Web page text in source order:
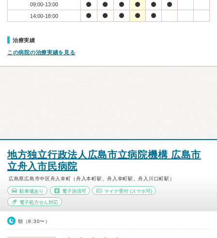
09:00-13:00
14:00-18:00
治療実績
この病院の治療実績を見る
地方独立行政法人広島市立病院機構 広島市
立舟入市民病院
広島県広島市中区舟入幸町（舟入本町駅、舟入幸町駅、舟入川口町駅）
駐車場あり 電子決済可 マイナ受付 (スマホ可)
電子処方せん対応
朝（8:30〜）